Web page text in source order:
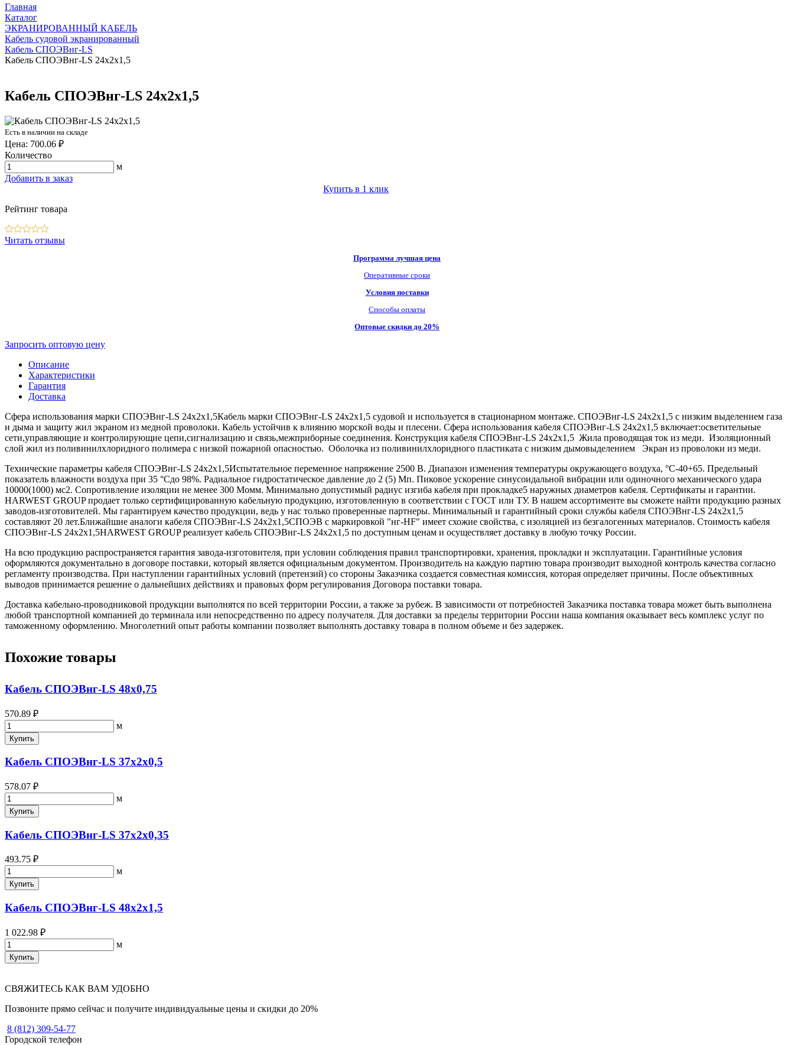
Главная
Каталог
ЭКРАНИРОВАННЫЙ КАБЕЛЬ
Кабель судовой экранированный
Кабель СПОЭВнг-LS
Кабель СПОЭВнг-LS 24х2х1,5
Кабель СПОЭВнг-LS 24х2х1,5
Есть в наличии на складе
Цена: 700.06 ₽
Количество
м
Добавить в заказ
Купить в 1 клик
Рейтинг товара
Читать отзывы
Программа лучшая цена
Оперативные сроки
Условия поставки
Способы оплаты
Оптовые скидки до 20%
Запросить оптовую цену
Описание
Характеристики
Гарантия
Доставка
Сфера использования марки СПОЭВнг-LS 24х2х1,5Кабель марки СПОЭВнг-LS 24х2х1,5 судовой и используется в стационарном монтаже. СПОЭВнг-LS 24х2х1,5 с низким выделением газа
и дыма и защиту жил экраном из медной проволоки. Кабель устойчив к влиянию морской воды и плесени. Сфера использования кабеля СПОЭВнг-LS 24х2х1,5 включает:осветительные
сети,управляющие и контролирующие цепи,сигнализацию и связь,межприборные соединения. Конструкция кабеля СПОЭВнг-LS 24х2х1,5 Жила проводящая ток из меди. Изоляционный
слой жил из поливинилхлоридного полимера с низкой пожарной опасностью. Оболочка из поливинилхлоридного пластиката с низким дымовыделением Экран из проволоки из меди.
Технические параметры кабеля СПОЭВнг-LS 24х2х1,5Испытательное переменное напряжение 2500 В. Диапазон изменения температуры окружающего воздуха, °С-40+65. Предельный
показатель влажности воздуха при 35 °Сдо 98%. Радиальное гидростатическое давление до 2 (5) Мп. Пиковое ускорение синусоидальной вибрации или одиночного механического удара
10000(1000) мс2. Сопротивление изоляции не менее 300 Момм. Минимально допустимый радиус изгиба кабеля при прокладке5 наружных диаметров кабеля. Сертификаты и гарантии.
HARWEST GROUP продает только сертифицированную кабельную продукцию, изготовленную в соответствии с ГОСТ или ТУ. В нашем ассортименте вы сможете найти продукцию разных
заводов-изготовителей. Мы гарантируем качество продукции, ведь у нас только проверенные партнеры. Минимальный и гарантийный сроки службы кабеля СПОЭВнг-LS 24х2х1,5
составляют 20 лет.Ближайшие аналоги кабеля СПОЭВнг-LS 24х2х1,5СПОЭВ с маркировкой "нг-HF" имеет схожие свойства, с изоляцией из безгалогенных материалов. Стоимость кабеля
СПОЭВнг-LS 24х2х1,5HARWEST GROUP реализует кабель СПОЭВнг-LS 24х2х1,5 по доступным ценам и осуществляет доставку в любую точку России.
На всю продукцию распространяется гарантия завода-изготовителя, при условии соблюдения правил транспортировки, хранения, прокладки и эксплуатации. Гарантийные условия
оформляются документально в договоре поставки, который является официальным документом. Производитель на каждую партию товара производит выходной контроль качества согласно
регламенту производства. При наступлении гарантийных условий (претензий) со стороны Заказчика создается совместная комиссия, которая определяет причины. После объективных
выводов принимается решение о дальнейших действиях и правовых форм регулирования Договора поставки товара.
Доставка кабельно-проводниковой продукции выполнятся по всей территории России, а также за рубеж. В зависимости от потребностей Заказчика поставка товара может быть выполнена
любой транспортной компанией до терминала или непосредственно по адресу получателя. Для доставки за пределы территории России наша компания оказывает весь комплекс услуг по
таможенному оформлению. Многолетний опыт работы компании позволяет выполнять доставку товара в полном объеме и без задержек.
Похожие товары
Кабель СПОЭВнг-LS 48х0,75
570.89 ₽
м
Купить
Кабель СПОЭВнг-LS 37х2х0,5
578.07 ₽
м
Купить
Кабель СПОЭВнг-LS 37х2х0,35
493.75 ₽
м
Купить
Кабель СПОЭВнг-LS 48х2х1,5
1 022.98 ₽
м
Купить
СВЯЖИТЕСЬ КАК ВАМ УДОБНО
Позвоните прямо сейчас и получите индивидуальные цены и скидки до 20%
8 (812) 309-54-77
Городской телефон